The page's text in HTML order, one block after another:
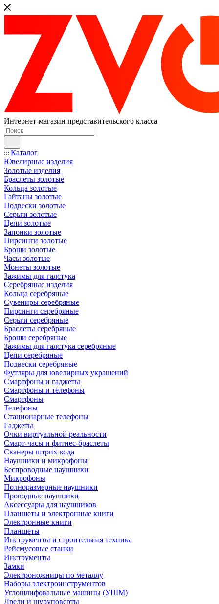
Интернет-магазин представительского класса
Каталог
Ювелирные изделия
Золотые изделия
Браслеты золотые
Кольца золотые
Гайтаны золотые
Подвески золотые
Серьги золотые
Цепи золотые
Запонки золотые
Пирсинги золотые
Броши золотые
Часы золотые
Монеты золотые
Зажимы для галстука
Серебряные изделия
Кольца серебряные
Сувениры серебряные
Пирсинги серебряные
Серьги серебряные
Браслеты серебряные
Броши серебряные
Зажимы для галстука серебряные
Цепи серебряные
Подвески серебряные
Футляры для ювелирных украшений
Смартфоны и гаджеты
Смартфоны и телефоны
Смартфоны
Телефоны
Стационарные телефоны
Гаджеты
Очки виртуальной реальности
Смарт-часы и фитнес-браслеты
Сканеры штрих-кода
Наушники и микрофоны
Беспроводные наушники
Микрофоны
Полноразмерные наушники
Проводные наушники
Аксессуары для наушников
Планшеты и электронные книги
Электронные книги
Планшеты
Инструменты и строительная техника
Рейсмусовые станки
Инструменты
Замки
Электроножницы по металлу
Наборы электроинструментов
Углошлифовальные машины (УШМ)
Дрели и шуруповерты